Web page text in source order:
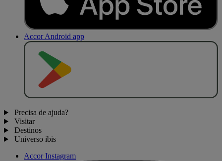
Accor Android app
Precisa de ajuda?
Visitar
Destinos
Universo ibis
Accor Instagram